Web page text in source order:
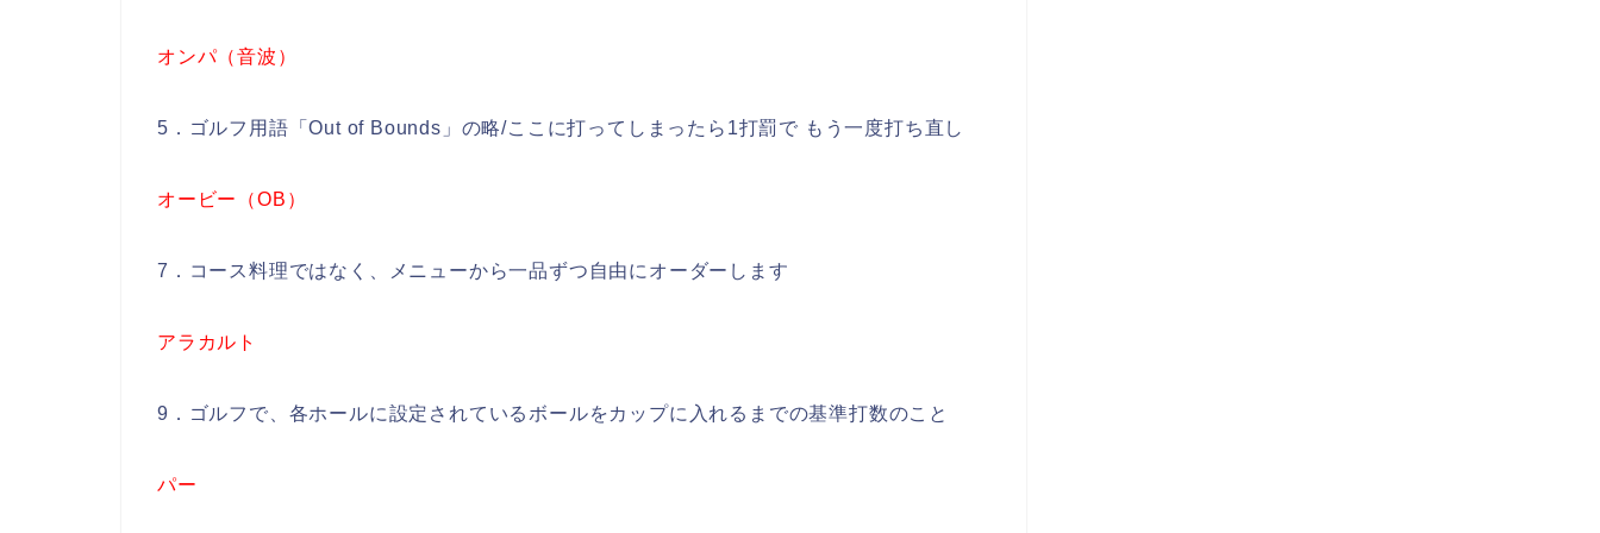
オンパ（音波）
5．ゴルフ用語「Out of Bounds」の略/ここに打ってしまったら1打罰で もう一度打ち直し
オービー（OB）
7．コース料理ではなく、メニューから一品ずつ自由にオーダーします
アラカルト
9．ゴルフで、各ホールに設定されているボールをカップに入れるまでの基準打数のこと
パー